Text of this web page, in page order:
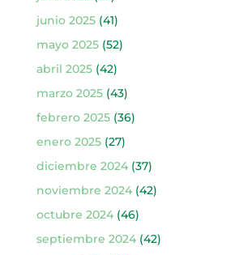
junio 2025(41)
mayo 2025(52)
abril 2025(42)
marzo 2025(43)
febrero 2025(36)
enero 2025(27)
diciembre 2024(37)
noviembre 2024(42)
octubre 2024(46)
septiembre 2024(42)